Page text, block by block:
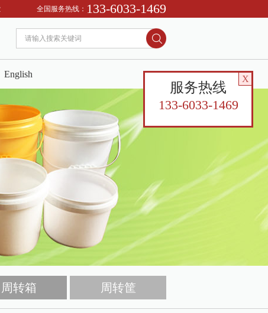
全国服务热线： 133-6033-1469
English
周转箱 周转筐
X
服务热线
133-6033-1469